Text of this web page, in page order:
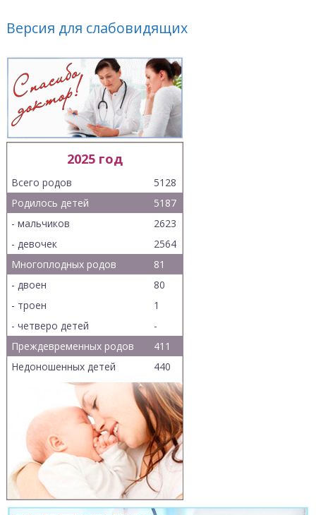
Версия для слабовидящих
2025 год
Всего родов
5128
Родилось детей
5187
- мальчиков
2623
- девочек
2564
Многоплодных родов
81
- двоен
80
- троен
1
- четверо детей
-
Преждевременных родов
411
Недоношенных детей
440